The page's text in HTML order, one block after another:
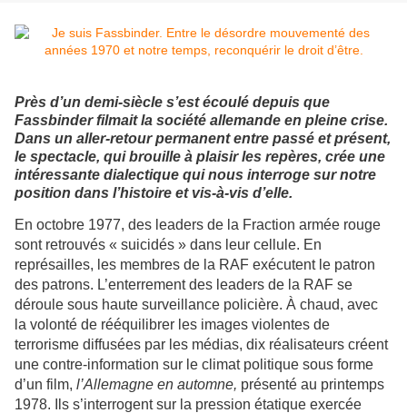
Près d’un demi-siècle s’est écoulé depuis que
Fassbinder filmait la société allemande en pleine crise.
Dans un aller-retour permanent entre passé et présent,
le spectacle, qui brouille à plaisir les repères, crée une
intéressante dialectique qui nous interroge sur notre
position dans l’histoire et vis-à-vis d’elle.
En octobre 1977, des leaders de la Fraction armée rouge
sont retrouvés « suicidés » dans leur cellule. En
représailles, les membres de la RAF exécutent le patron
des patrons. L’enterrement des leaders de la RAF se
déroule sous haute surveillance policière. À chaud, avec
la volonté de rééquilibrer les images violentes de
terrorisme diffusées par les médias, dix réalisateurs créent
une contre-information sur le climat politique sous forme
d’un film, l’Allemagne en automne, présenté au printemps
1978. Ils s’interrogent sur la pression étatique exercée